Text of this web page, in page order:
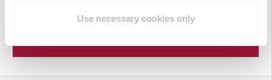
Use necessary cookies only